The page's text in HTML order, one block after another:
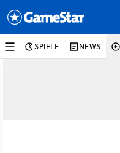
SPIELE NEWS